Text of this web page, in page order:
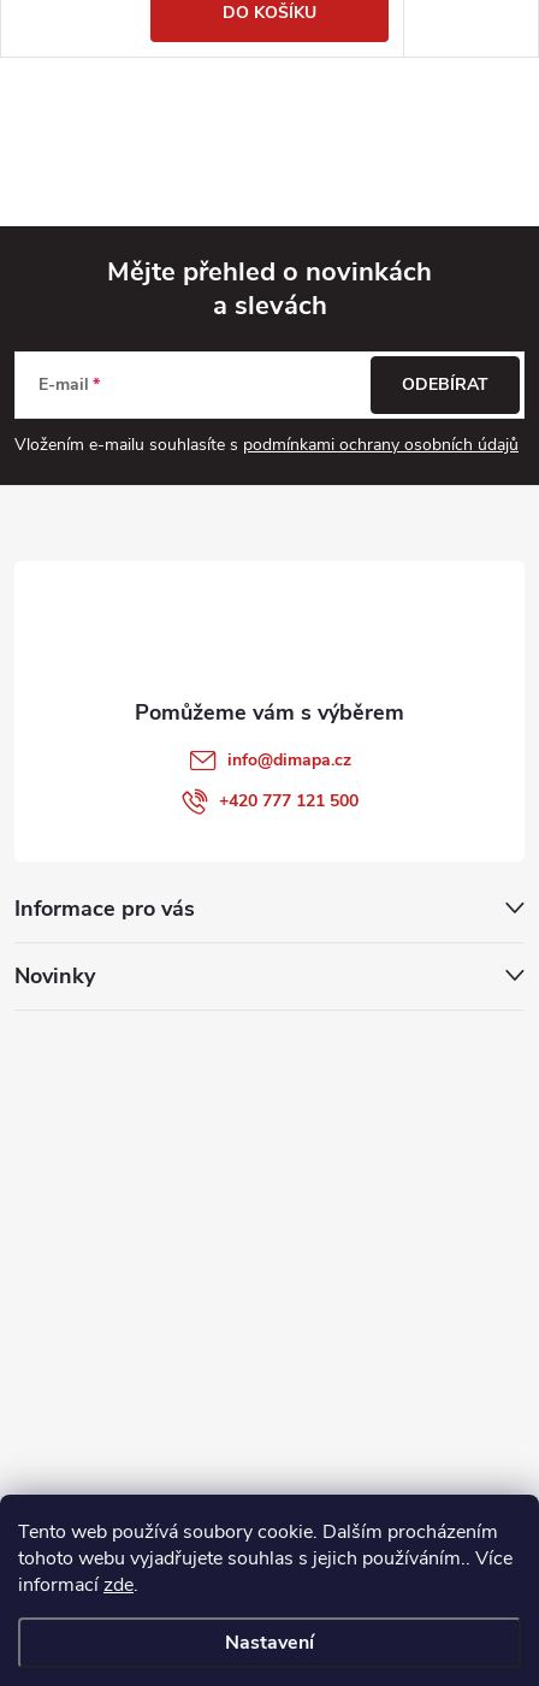
Tento web používá soubory cookie. Dalším procházením
tohoto webu vyjadřujete souhlas s jejich používáním.. Více
informacízde.
Nastavení
DO KOŠÍKU
p
a
Mějte přehled o novinkách
a slevách
E-mail
Vložením e-mailu souhlasíte s podmínkami ochrany osobních údajů
ODEBÍRAT
Informace pro vás
Novinky
info@dimapa.cz
+420 777 121 500